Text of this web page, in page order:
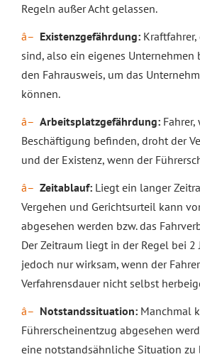
Regeln außer Acht gelassen.
Existenzgefährdung:
sind, also ein eigenes Unternehmen
den Fahrausweis, um das
können.
Arbeitsplatzgefährdung:
Beschäftigung befinden, droht der
und der Existenz, wenn der
Zeitablauf: Liegt ein langer
Vergehen und Gerichtsurteil kann
abgesehen werden bzw. das
Der Zeitraum liegt in der Regel bei 2
jedoch nur wirksam, wenn der
Verfahrensdauer nicht selbst
Notstandssituation: Manchmal
Führerscheinentzug abgesehen
eine notstandsähnliche Situation zu